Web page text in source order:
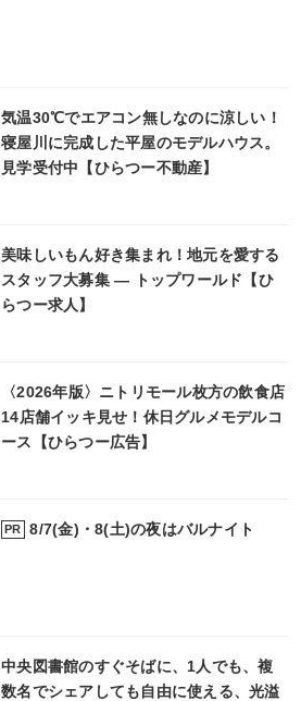
気温30℃でエアコン無しなのに涼しい！
寝屋川に完成した平屋のモデルハウス。
見学受付中【ひらつー不動産】
美味しいもん好き集まれ！地元を愛する
スタッフ大募集 ― トップワールド【ひ
らつー求人】
〈2026年版〉ニトリモール枚方の飲食店
14店舗イッキ見せ！休日グルメモデルコ
ース【ひらつー広告】
PR 8/7(金)・8(土)の夜はバルナイト
中央図書館のすぐそばに、1人でも、複
数名でシェアしても自由に使える、光溢